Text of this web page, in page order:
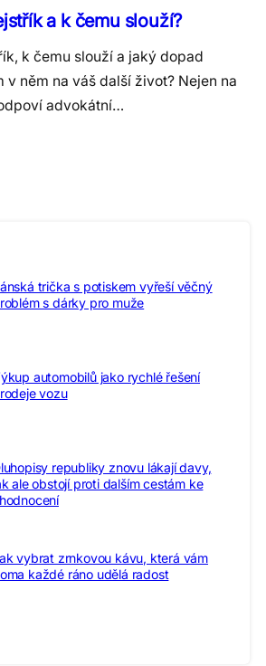
a k čemu slouží?
k čemu slouží a jaký dopad
v něm na váš další život? Nejen na
advokátní…
trička s potiskem vyřeší věčný
s dárky pro muže
automobilů jako rychlé řešení
vozu
republiky znovu lákají davy,
ale obstojí proti dalším cestám ke
vybrat zrnkovou kávu, která vám
každé ráno udělá radost